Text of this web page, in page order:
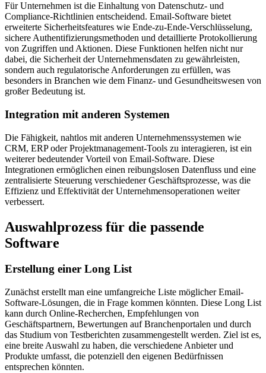
Für Unternehmen ist die Einhaltung von Datenschutz- und
Compliance-Richtlinien entscheidend. Email-Software bietet
erweiterte Sicherheitsfeatures wie Ende-zu-Ende-Verschlüsselung,
sichere Authentifizierungsmethoden und detaillierte Protokollierung
von Zugriffen und Aktionen. Diese Funktionen helfen nicht nur
dabei, die Sicherheit der Unternehmensdaten zu gewährleisten,
sondern auch regulatorische Anforderungen zu erfüllen, was
besonders in Branchen wie dem Finanz- und Gesundheitswesen von
großer Bedeutung ist.
Integration mit anderen Systemen
Die Fähigkeit, nahtlos mit anderen Unternehmenssystemen wie
CRM, ERP oder Projektmanagement-Tools zu interagieren, ist ein
weiterer bedeutender Vorteil von Email-Software. Diese
Integrationen ermöglichen einen reibungslosen Datenfluss und eine
zentralisierte Steuerung verschiedener Geschäftsprozesse, was die
Effizienz und Effektivität der Unternehmensoperationen weiter
verbessert.
Auswahlprozess für die passende
Software
Erstellung einer Long List
Zunächst erstellt man eine umfangreiche Liste möglicher Email-
Software-Lösungen, die in Frage kommen könnten. Diese Long List
kann durch Online-Recherchen, Empfehlungen von
Geschäftspartnern, Bewertungen auf Branchenportalen und durch
das Studium von Testberichten zusammengestellt werden. Ziel ist es,
eine breite Auswahl zu haben, die verschiedene Anbieter und
Produkte umfasst, die potenziell den eigenen Bedürfnissen
entsprechen könnten.